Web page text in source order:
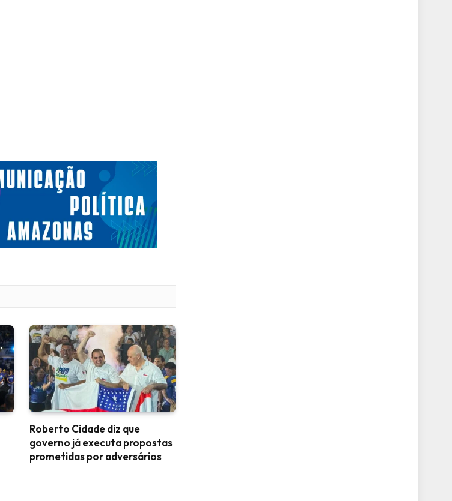
Roberto Cidade diz que
governo já executa propostas
prometidas por adversários